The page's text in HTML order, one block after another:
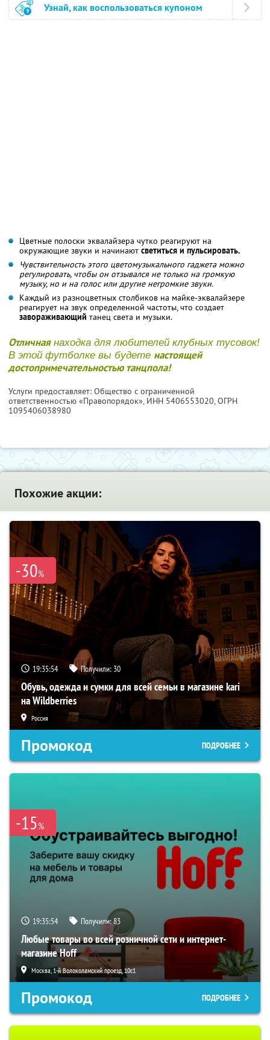
Узнай, как воспользоваться купоном
Цветные полоски эквалайзера чутко реагируют на
окружающие звуки и начинают светиться и пульсировать.
Чувствительность этого цветомузыкального гаджета можно
регулировать, чтобы он отзывался не только на громкую
музыку, но и на голос или другие негромкие звуки.
Каждый из разноцветных столбиков на майке-эквалайзере
реагирует на звук определенной частоты, что создает
завораживающий танец света и музыки.
Отличнаянаходка для любителей клубных тусовок!
В этой футболке вы будете настоящей
достопримечательностью танцпола!
Услуги предоставляет: Общество с ограниченной
ответственностью «Правопорядок», ИНН 5406553020, ОГРН
1095406038980
Похожие акции:
-30%
19:35:53 Получили: 30
Обувь, одежда и сумки для всей семьи в магазине kari
на Wildberries
Россия
Промокод ПОДРОБНЕЕ
-15%
19:35:53 Получили:83
Любые товары во всей розничной сети и интернет-
магазине Hoff
Москва, 1-й Волоколамский проезд, 10с1
Промокод ПОДРОБНЕЕ